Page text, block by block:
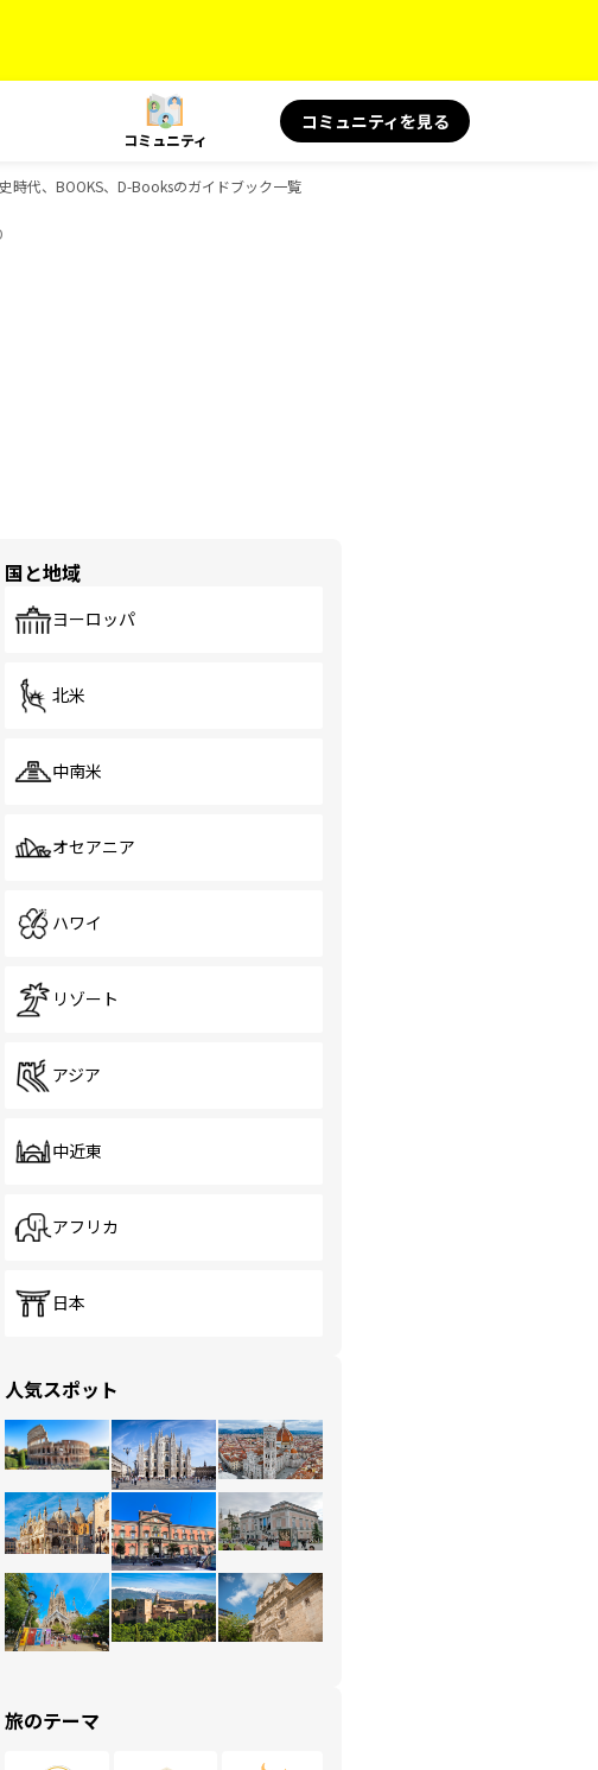
コミュニティ
コミュニティを見る
時代、BOOKS、D-Booksのガイドブック一覧
国と地域
ヨーロッパ
北米
中南米
オセアニア
ハワイ
リゾート
アジア
中近東
アフリカ
日本
人気スポット
旅のテーマ